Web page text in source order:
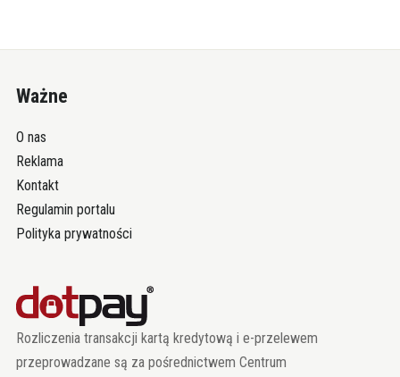
Ważne
O nas
Reklama
Kontakt
Regulamin portalu
Polityka prywatności
Rozliczenia transakcji kartą kredytową i e-przelewem
przeprowadzane są za pośrednictwem Centrum